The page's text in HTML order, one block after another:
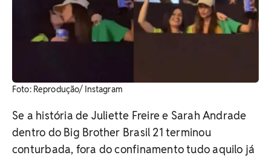
Foto: Reprodução/ Instagram
Se a história de Juliette Freire e Sarah Andrade
dentro do Big Brother Brasil 21 terminou
conturbada, fora do confinamento tudo aquilo já